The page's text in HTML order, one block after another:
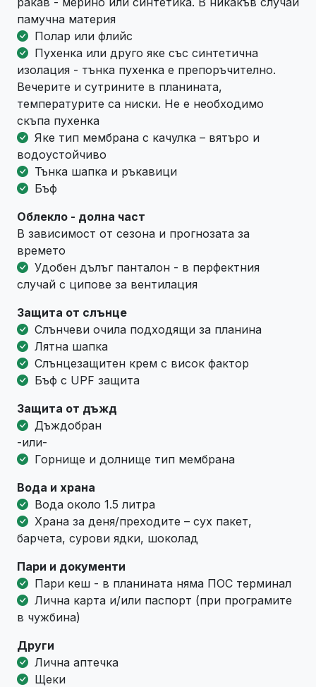
памучна материя
Полар или флийс
Пухенка или друго яке със синтетична
изолация - тънка пухенка е препоръчително.
Вечерите и сутрините в планината,
температурите са ниски. Не е необходимо
скъпа пухенка
Яке тип мембрана с качулка – вятъро и
водоустойчиво
Тънка шапка и ръкавици
Бъф
Облекло - долна част
В зависимост от сезона и прогнозата за
времето
Удобен дълъг панталон - в перфектния
случай с ципове за вентилация
Защита от слънце
Слънчеви очила подходящи за планина
Лятна шапка
Слънцезащитен крем с висок фактор
Бъф с UPF защита
Защита от дъжд
Дъждобран
-или-
Горнище и долнище тип мембрана
Вода и храна
Вода около 1.5 литра
Храна за деня/преходите – сух пакет,
барчета, сурови ядки, шоколад
Пари и документи
Пари кеш - в планината няма ПОС терминал
Лична карта и/или паспорт (при програмите
в чужбина)
Други
Лична аптечка
Щеки